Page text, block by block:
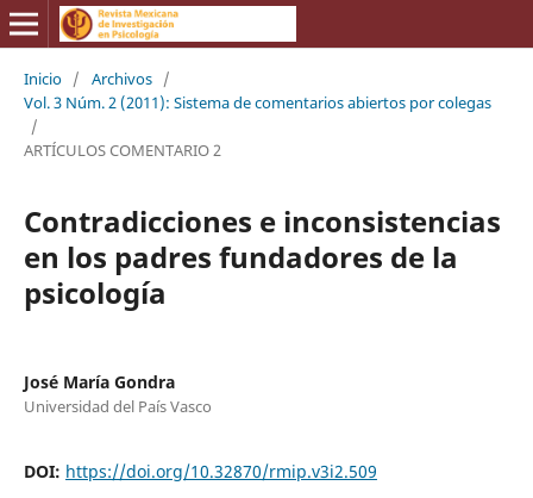
Inicio / Archivos /
Vol. 3 Núm. 2 (2011): Sistema de comentarios abiertos por colegas
/
ARTÍCULOS COMENTARIO 2
Contradicciones e inconsistencias
en los padres fundadores de la
psicología
José María Gondra
Universidad del País Vasco
DOI: https://doi.org/10.32870/rmip.v3i2.509